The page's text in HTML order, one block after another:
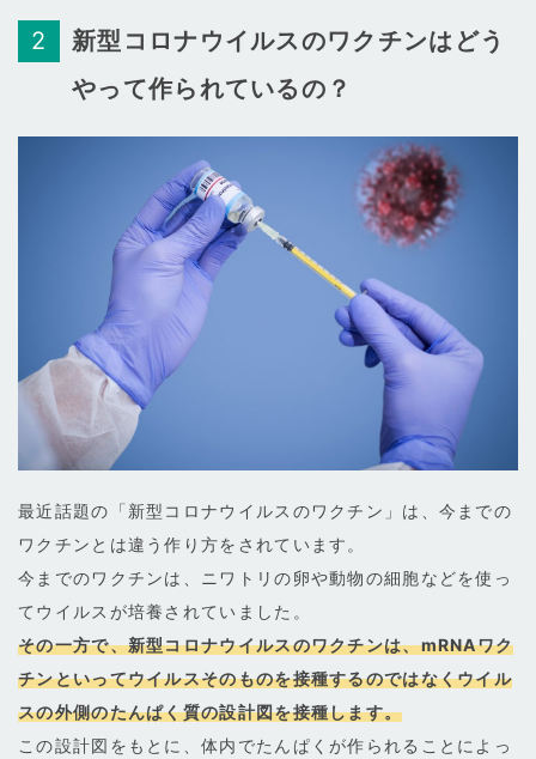
新型コロナウイルスのワクチンはどう
やって作られているの？
最近話題の「新型コロナウイルスのワクチン」は、今までの
ワクチンとは違う作り方をされています。
今までのワクチンは、ニワトリの卵や動物の細胞などを使っ
てウイルスが培養されていました。
その一方で、新型コロナウイルスのワクチンは、mRNAワク
チンといってウイルスそのものを接種するのではなくウイル
スの外側のたんぱく質の設計図を接種します。
この設計図をもとに、体内でたんぱくが作られることによっ